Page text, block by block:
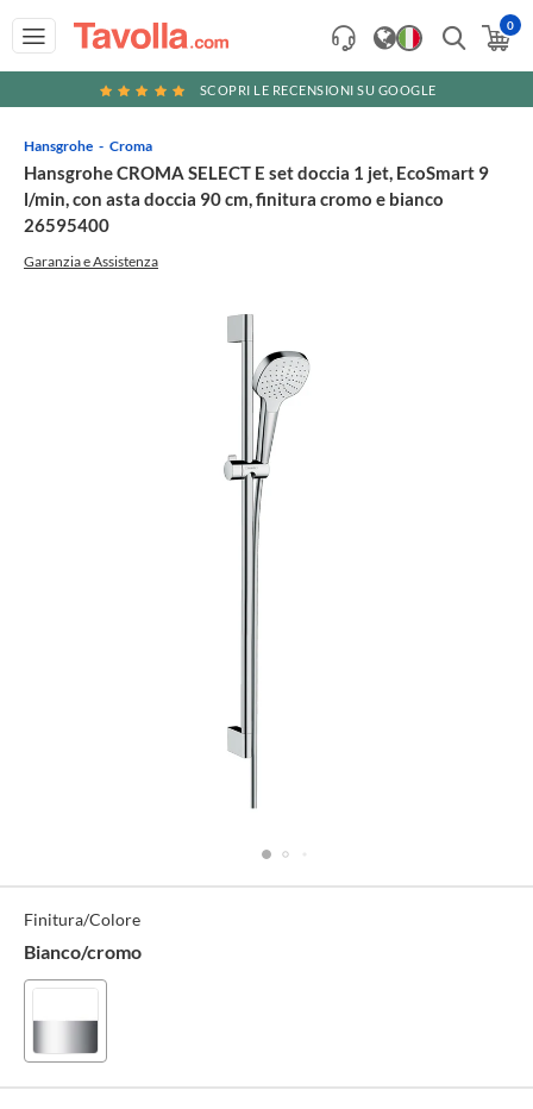
0
SCOPRI LE RECENSIONI SU GOOGLE
Hansgrohe Croma
Hansgrohe CROMA SELECT E set doccia 1 jet, EcoSmart 9
l/min, con asta doccia 90 cm, finitura cromo e bianco
26595400
Garanzia e Assistenza
Tecniche
Finitura/Colore
Bianco/cromo